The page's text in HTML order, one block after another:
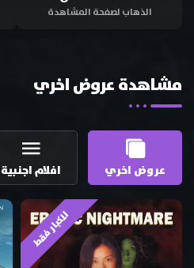
الذهاب لصفحة المشاهدة
مشاهدة عروض اخري
عروض اخري افلام اجنبية
للكبار فقط